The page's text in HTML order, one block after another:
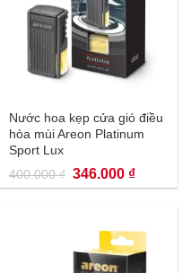
Nước hoa kẹp cửa gió điều
hòa mùi Areon Platinum
Sport Lux
400.000₫ Giá
gốc
là:
346.000 ₫Giá
hiện
tại